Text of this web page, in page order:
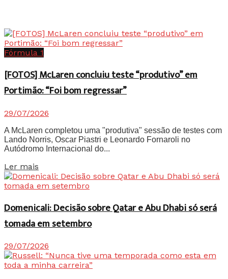
Fórmula 1
[FOTOS] McLaren concluiu teste “produtivo” em
Portimão: “Foi bom regressar”
29/07/2026
A McLaren completou uma "produtiva" sessão de testes com
Lando Norris, Oscar Piastri e Leonardo Fornaroli no
Autódromo Internacional do...
Ler mais
Domenicali: Decisão sobre Qatar e Abu Dhabi só será
tomada em setembro
29/07/2026